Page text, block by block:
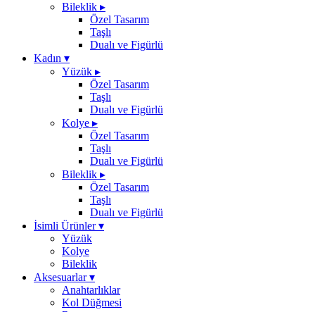
Bileklik ▸
Özel Tasarım
Taşlı
Dualı ve Figürlü
Kadın ▾
Yüzük ▸
Özel Tasarım
Taşlı
Dualı ve Figürlü
Kolye ▸
Özel Tasarım
Taşlı
Dualı ve Figürlü
Bileklik ▸
Özel Tasarım
Taşlı
Dualı ve Figürlü
İsimli Ürünler▾
Yüzük
Kolye
Bileklik
Aksesuarlar▾
Anahtarlıklar
Kol Düğmesi